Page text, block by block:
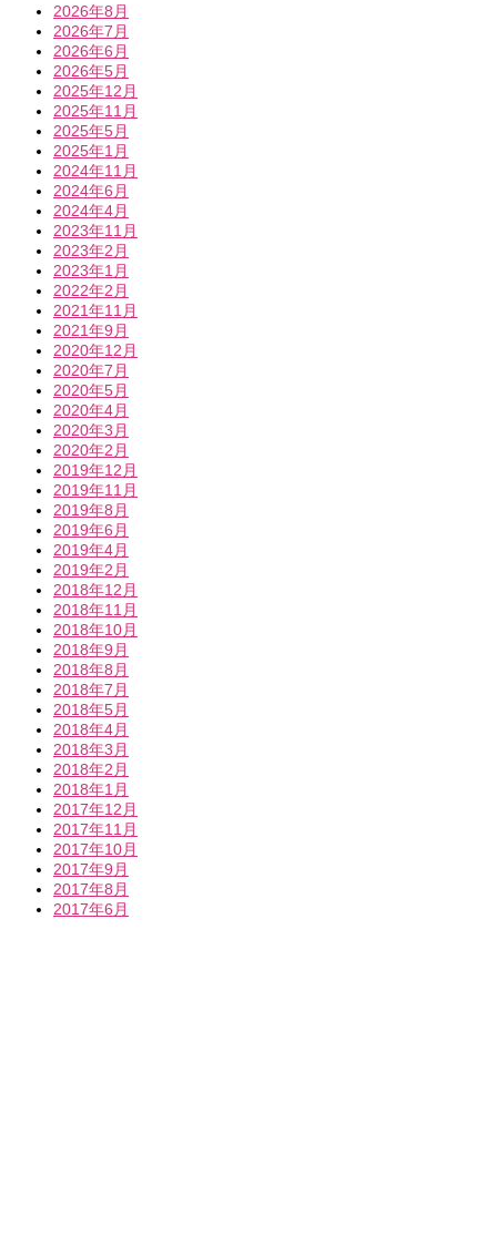
2026年8月
2026年7月
2026年6月
2026年5月
2025年12月
2025年11月
2025年5月
2025年1月
2024年11月
2024年6月
2024年4月
2023年11月
2023年2月
2023年1月
2022年2月
2021年11月
2021年9月
2020年12月
2020年7月
2020年5月
2020年4月
2020年3月
2020年2月
2019年12月
2019年11月
2019年8月
2019年6月
2019年4月
2019年2月
2018年12月
2018年11月
2018年10月
2018年9月
2018年8月
2018年7月
2018年5月
2018年4月
2018年3月
2018年2月
2018年1月
2017年12月
2017年11月
2017年10月
2017年9月
2017年8月
2017年6月